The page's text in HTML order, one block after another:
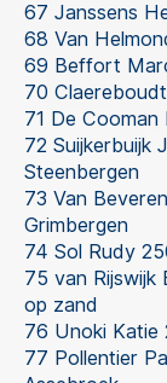
67 Janssens
68 Van
69 Beffort
70
71 De Cooman
72 Suijkerbuijk
Steenbergen
73 Van
Grimbergen
74 Sol Rudy
75 van Rijswijk
op zand
76 Unoki Katie
77 Pollentier